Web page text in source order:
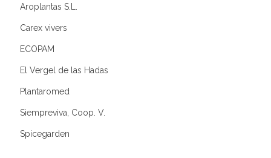
Aroplantas S.L.
Carex vivers
ECOPAM
El Vergel de las Hadas
Plantaromed
Siempreviva, Coop. V.
Spicegarden